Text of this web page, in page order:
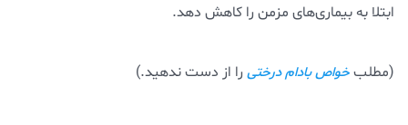
ابتلا به بیماری‌های مزمن را کاهش دهد.
(مطلبخواص بادام درختی را از دست ندهید.)